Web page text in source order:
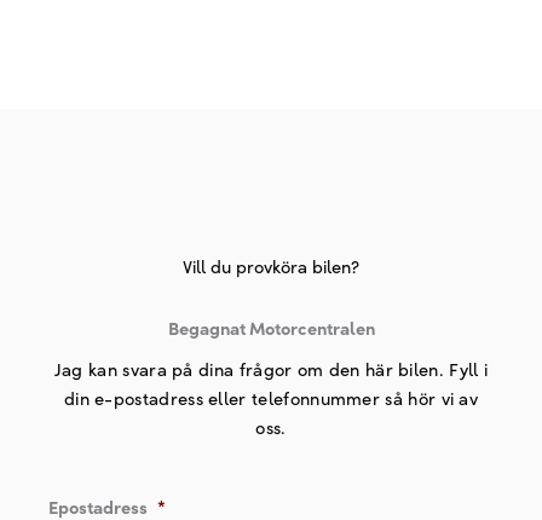
Vill du provköra bilen?
Begagnat Motorcentralen
Jag kan svara på dina frågor om den här bilen. Fyll i
din e-postadress eller telefonnummer så hör vi av
oss.
Epostadress *